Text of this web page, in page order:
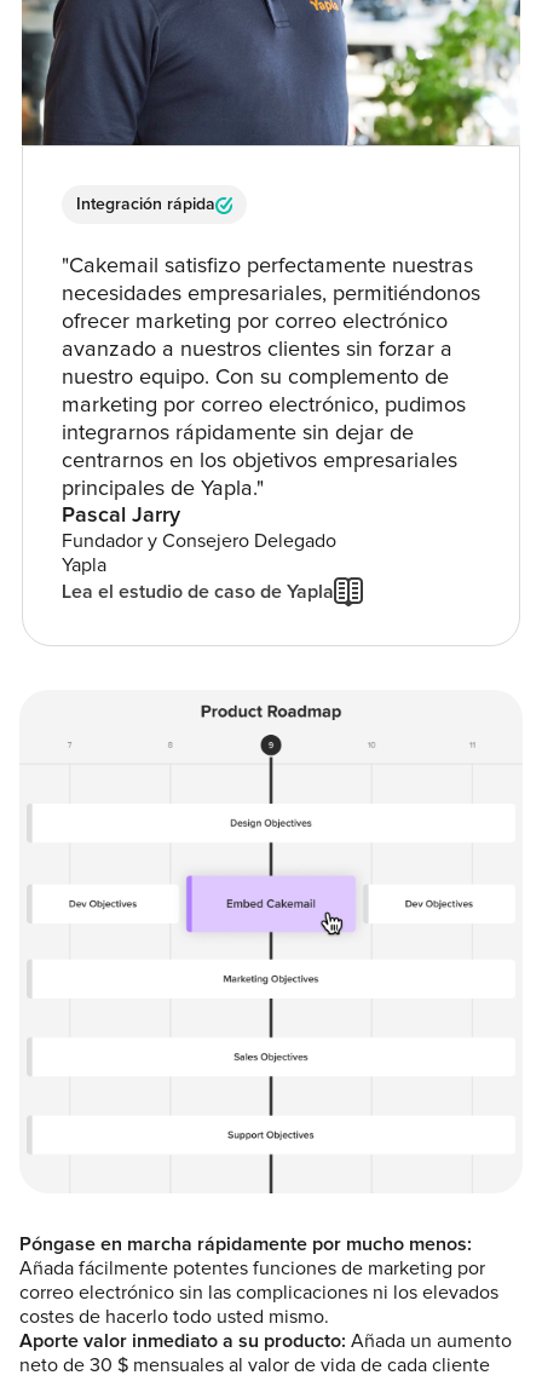
Integración rápida
"Cakemail satisfizo perfectamente nuestras
necesidades empresariales, permitiéndonos
ofrecer marketing por correo electrónico
avanzado a nuestros clientes sin forzar a
nuestro equipo. Con su complemento de
marketing por correo electrónico, pudimos
integrarnos rápidamente sin dejar de
centrarnos en los objetivos empresariales
principales de Yapla."
Pascal Jarry
Fundador y Consejero Delegado
Yapla
Lea el estudio de caso de Yapla
Póngase en marcha rápidamente por mucho menos:
Añada fácilmente potentes funciones de marketing por
correo electrónico sin las complicaciones ni los elevados
costes de hacerlo todo usted mismo.
Aporte valor inmediato a su producto: Añada un aumento
neto de 30 $ mensuales al valor de vida de cada cliente